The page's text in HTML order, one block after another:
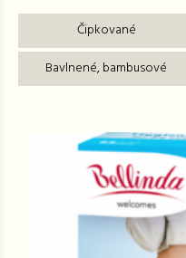
Čipkované
Bavlnené, bambusové